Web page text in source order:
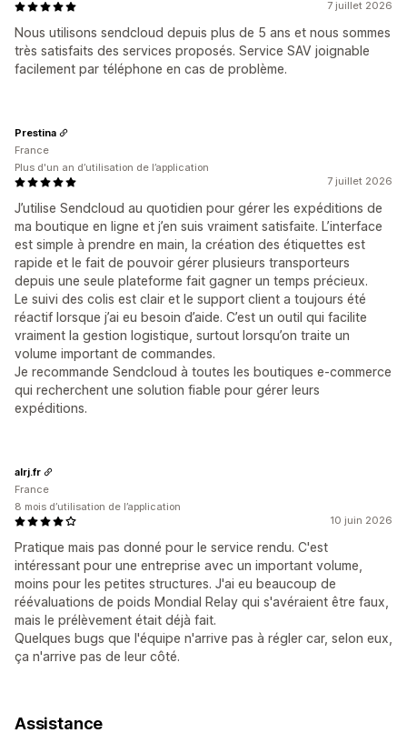
7 juillet 2026
Nous utilisons sendcloud depuis plus de 5 ans et nous sommes
très satisfaits des services proposés. Service SAV joignable
facilement par téléphone en cas de problème.
7 juillet 2026
J’utilise Sendcloud au quotidien pour gérer les expéditions de
ma boutique en ligne et j’en suis vraiment satisfaite. L’interface
est simple à prendre en main, la création des étiquettes est
rapide et le fait de pouvoir gérer plusieurs transporteurs
depuis une seule plateforme fait gagner un temps précieux.
Le suivi des colis est clair et le support client a toujours été
réactif lorsque j’ai eu besoin d’aide. C’est un outil qui facilite
vraiment la gestion logistique, surtout lorsqu’on traite un
volume important de commandes.
Je recommande Sendcloud à toutes les boutiques e-commerce
qui recherchent une solution fiable pour gérer leurs
expéditions.
Prestina
France
Plus d'un an d’utilisation de l’application
10 juin 2026
Pratique mais pas donné pour le service rendu. C'est
intéressant pour une entreprise avec un important volume,
moins pour les petites structures. J'ai eu beaucoup de
réévaluations de poids Mondial Relay qui s'avéraient être faux,
mais le prélèvement était déjà fait.
Quelques bugs que l'équipe n'arrive pas à régler car, selon eux,
ça n'arrive pas de leur côté.
alrj.fr
France
8 mois d’utilisation de l’application
Assistance